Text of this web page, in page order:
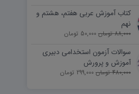
کتاب آموزش عربی هفتم، هشتم و
نهم
88,000 تومان 50,000 تومان
سوالات آزمون استخدامی دبیری
آموزش و پرورش
480,000 تومان 299,000 تومان